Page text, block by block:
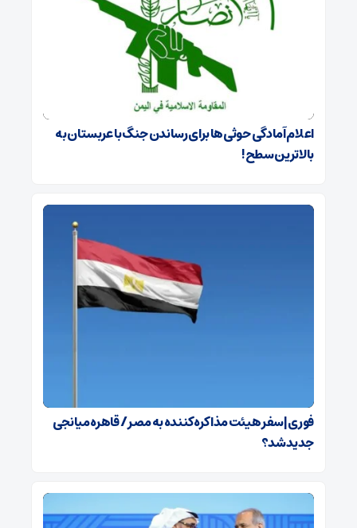
اعلام آمادگی حوثی‌ها برای رساندن جنگ با عربستان به
بالاترین سطح!
فوری | سفر هیئت مذاکره‌کننده به مصر / قاهره میانجی
جدید شد؟